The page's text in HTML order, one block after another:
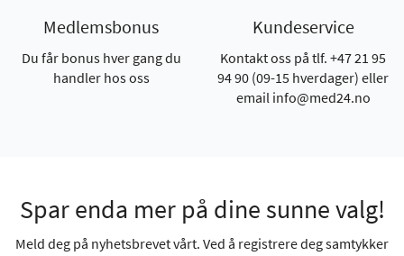
Medlemsbonus
Du får bonus hver gang du
handler hos oss
Kundeservice
Kontakt oss på tlf. +47 21 95
94 90 (09-15 hverdager) eller
email info@med24.no
Spar enda mer på dine sunne valg!
Meld deg på nyhetsbrevet vårt. Ved å registrere deg samtykker